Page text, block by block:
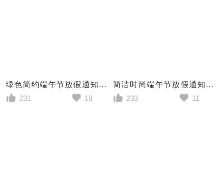
绿色简约端午节放假通知宣传海报设计
231
18
简洁时尚端午节放假通知创意海报设计
233
11